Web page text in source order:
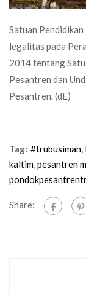
Satuan
legalitas pada
2014 tentang
Pesantren dan
Pesantren. (dE)
Tag: #trubusiman,
kaltim,pesantren
Share: